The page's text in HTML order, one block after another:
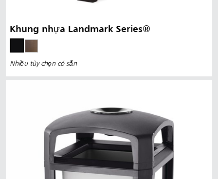
Khung nhựa Landmark Series®
Nhiều tùy chọn có sẵn